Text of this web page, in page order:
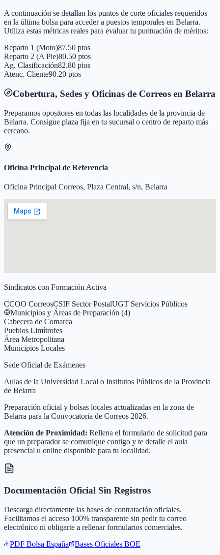
A continuación se detallan los puntos de corte oficiales requeridos
en la última bolsa para acceder a puestos temporales en Belarra.
Utiliza estas métricas reales para evaluar tu puntuación de méritos:
Reparto 1 (Moto)87.50 ptos
Reparto 2 (A Pie)80.50 ptos
Ag. Clasificación82.80 ptos
Atenc. Cliente90.20 ptos
Cobertura, Sedes y Oficinas de Correos en Belarra
Preparamos opositores en todas las localidades de la provincia de
Belarra. Consigue plaza fija en tu sucursal o centro de reparto más
cercano.
Oficina Principal de Referencia
Oficina Principal Correos, Plaza Central, s/n, Belarra
Sindicatos con Formación Activa
CCOO CorreosCSIF Sector PostalUGT Servicios Públicos
Municipios y Áreas de Preparación (4)
Cabecera de Comarca
Pueblos Limítrofes
Área Metropolitana
Municipios Locales
Sede Oficial de Exámenes
Aulas de la Universidad Local o Institutos Públicos de la Provincia
de Belarra
Preparación oficial y bolsas locales actualizadas en la zona de
Belarra para la Convocatoria de Correos 2026.
Atención de Proximidad: Rellena el formulario de solicitud para
que un preparador se comunique contigo y te detalle el aula
presencial u online disponible para tu localidad.
Documentación Oficial Sin Registros
Descarga directamente las bases de contratación oficiales.
Facilitamos el acceso 100% transparente sin pedir tu correo
electrónico ni obligarte a rellenar formularios comerciales.
PDF Bolsa España Bases Oficiales BOE